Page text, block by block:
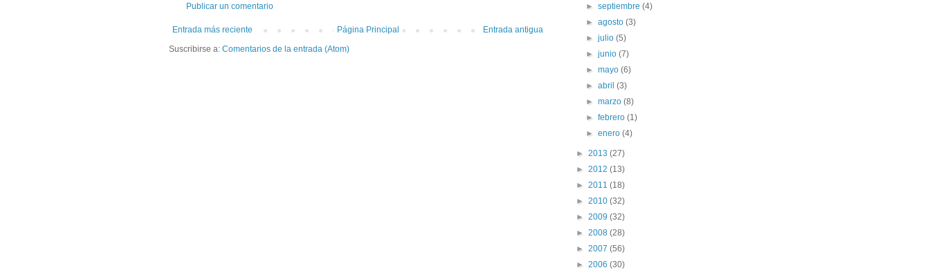
Publicar un comentario
Entrada más reciente Entrada antigua
Página Principal
Suscribirse a: Comentarios de la entrada (Atom)
►septiembre(4)
►agosto(3)
►julio(5)
►junio(7)
►mayo(6)
►abril(3)
►marzo(8)
►febrero(1)
►enero(4)
► 2013 (27)
► 2012 (13)
► 2011 (18)
► 2010 (32)
► 2009 (32)
► 2008 (28)
► 2007 (56)
► 2006 (30)